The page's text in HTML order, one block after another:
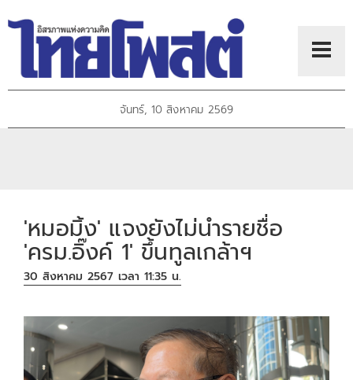
จันทร์, 10 สิงหาคม 2569
'หมอมิ้ง' แจงยังไม่นำรายชื่อ
'ครม.อิ๊งค์ 1' ขึ้นทูลเกล้าฯ
30 สิงหาคม 2567 เวลา 11:35 น.